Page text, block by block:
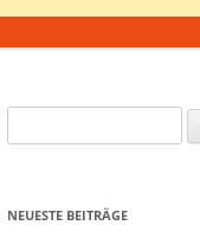
nach:
NEUESTE BEITRÄGE